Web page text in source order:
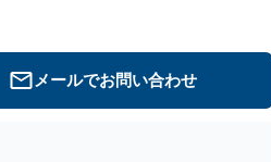
メールでお問い合わせ